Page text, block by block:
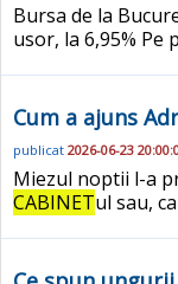
Bursa de la
usor, la 6,95%
Cum a ajuns
publicat 2026-06-23
Miezul noptii l-a
CABINETul sau,